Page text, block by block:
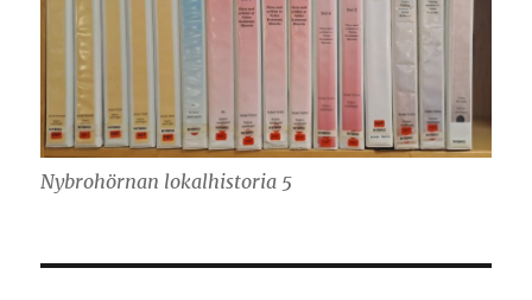
Nybrohörnan lokalhistoria 5